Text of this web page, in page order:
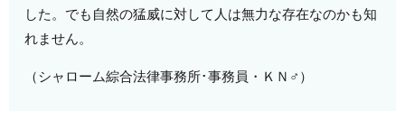
した。でも自然の猛威に対して人は無力な存在なのかも知
れません。
（シャローム綜合法律事務所･事務員・ＫＮ ♂ ）